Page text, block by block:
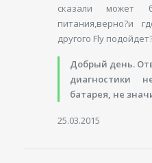
сказали может
питания,верно?и
другого Fly
Добрый день.
диагностики
батарея, не
25.03.2015